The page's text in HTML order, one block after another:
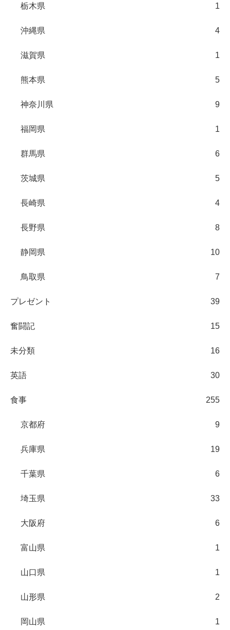
栃木県 1
沖縄県 4
滋賀県 1
熊本県 5
神奈川県 9
福岡県 1
群馬県 6
茨城県 5
長崎県 4
長野県 8
静岡県 10
鳥取県 7
プレゼント 39
奮闘記 15
未分類 16
英語 30
食事 255
京都府 9
兵庫県 19
千葉県 6
埼玉県 33
大阪府 6
富山県 1
山口県 1
山形県 2
岡山県 1